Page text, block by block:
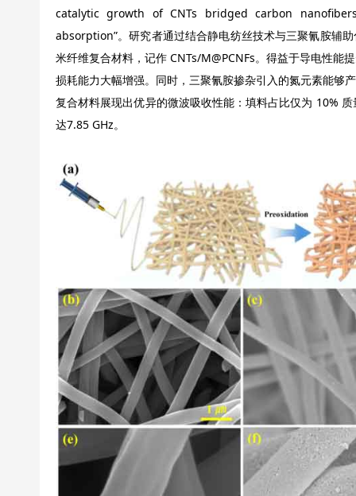
catalytic growth of CNTs bridged carbon
absorption”。研究者通过结合静电纺丝技术与三聚氰胺辅
米纤维复合材料，记作 CNTs/M@PCNFs。得益于导电性能
损耗能力大幅增强。同时，三聚氰胺掺杂引入的氮元素能够
复合材料展现出优异的微波吸收性能：填料占比仅为 10%
达7.85 GHz。